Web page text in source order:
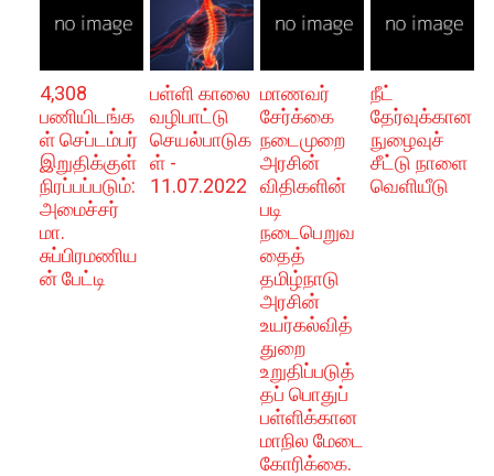
4,308
பணியிடங்க
ள் செப்டம்பர்
இறுதிக்குள்
நிரப்பப்படும்:
அமைச்சர்
மா.
சுப்பிரமணிய
ன் பேட்டி
பள்ளி காலை
வழிபாட்டு
செயல்பாடுக
ள் -
11.07.2022
மாணவர்
சேர்க்கை
நடைமுறை
அரசின்
விதிகளின்
படி
நடைபெறுவ
தைத்
தமிழ்நாடு
அரசின்
உயர்கல்வித்
துறை
உறுதிப்படுத்
தப் பொதுப்
பள்ளிக்கான
மாநில மேடை
கோரிக்கை.
நீட்
தேர்வுக்கான
நுழைவுச்
சீட்டு நாளை
வெளியீடு